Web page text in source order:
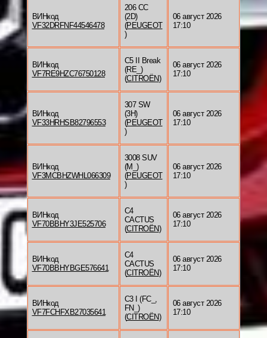
ВИНкод
VF32DRFNF44546478
206 CC
(2D)
(PEUGEOT
)
06 август 2026
17:10
ВИНкод
VF7RE9HZC76750128
C5 II Break
(RE_)
(CITROËN)
06 август 2026
17:10
ВИНкод
VF33HRHSB82796553
307 SW
(3H)
(PEUGEOT
)
06 август 2026
17:10
ВИНкод
VF3MCBHZWHL066309
3008 SUV
(M_)
(PEUGEOT
)
06 август 2026
17:10
ВИНкод
VF70BBHY3JE525706
C4
CACTUS
(CITROËN)
06 август 2026
17:10
ВИНкод
VF70BBHYBGE576641
C4
CACTUS
(CITROËN)
06 август 2026
17:10
ВИНкод
VF7FCHFXB27035641
C3 I (FC_,
FN_)
(CITROËN)
06 август 2026
17:10